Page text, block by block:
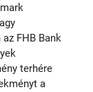
FHB Bank
terhére
a